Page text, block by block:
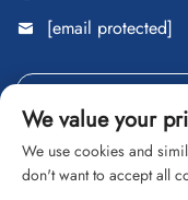
[email protected]
We value your
We use cookies and
don't want to accept all